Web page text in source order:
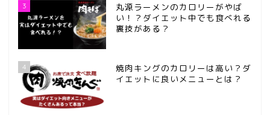
3
丸源ラーメンのカロリーがやば
い！？ダイエット中でも食べれる
裏技がある？
4
焼肉キングのカロリーは高い？ダ
イエットに良いメニューとは？